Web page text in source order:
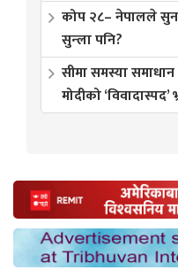
कोप २८– नेपालले
सुन्ला पनि?
सीमा समस्या
मोदीको ‘विवादास्पद’